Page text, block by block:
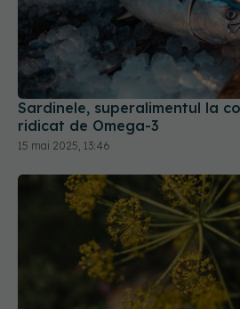
Sardinele, superalimentul la
ridicat de Omega-3
15 mai 2025, 13:46